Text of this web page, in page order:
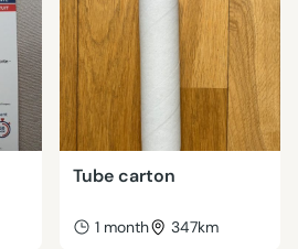
Tube carton
1 month 347km